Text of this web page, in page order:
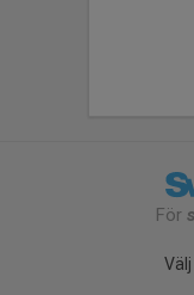
För